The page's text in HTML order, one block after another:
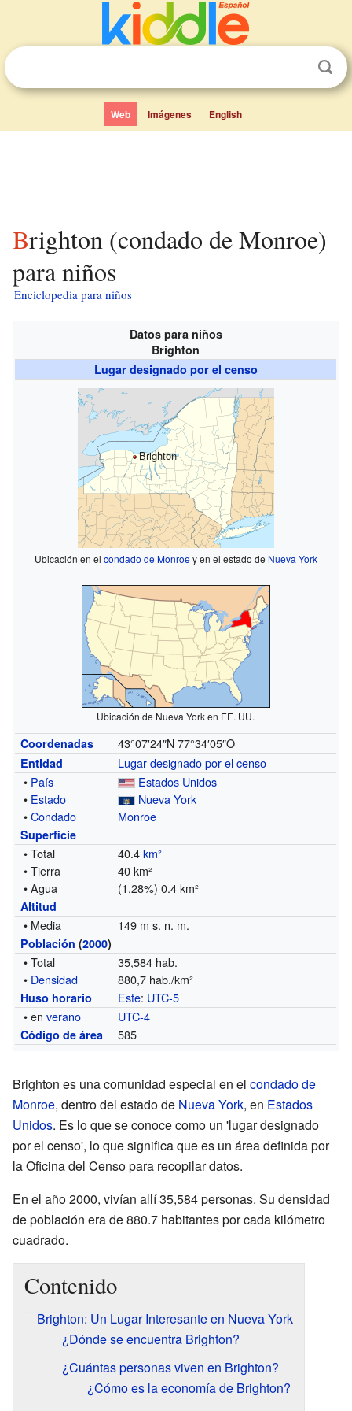
Web Imágenes English
Brighton (condado de Monroe)
para niños
Enciclopedia para niños
Datos para niños
Brighton
Lugar designado por el censo
Brighton
Ubicación en el condado de Monroey en el estado de Nueva York
Ubicación de Nueva York en EE. UU.
Coordenadas 43°07′24″N 77°34′05″O
Entidad
Lugar designado por el censo
• País
Estados Unidos
• Estado
Nueva York
•Condado Monroe
Superficie
• Total 40.4km²
• Tierra
40 km²
• Agua
(1.28%) 0.4 km²
Altitud
• Media 149 m s. n. m.
Población (2000)
• Total
35,584 hab.
• Densidad 880,7 hab./km²
Huso horario Este: UTC-5
• enverano UTC-4
Código de área 585
Brighton es una comunidad especial en el condado de
Monroe, dentro del estado de Nueva York, en Estados
Unidos. Es lo que se conoce como un 'lugar designado
por el censo', lo que significa que es un área definida por
la Oficina del Censo para recopilar datos.
En el año 2000, vivían allí 35,584 personas. Su densidad
de población era de 880.7 habitantes por cada kilómetro
cuadrado.
Contenido
Brighton: Un Lugar Interesante en Nueva York
¿Dónde se encuentra Brighton?
¿Cuántas personas viven en Brighton?
¿Cómo es la economía de Brighton?